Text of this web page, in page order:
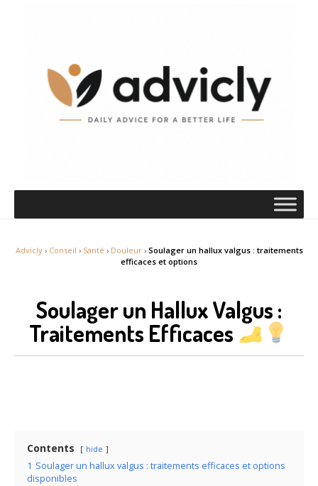
Advicly› Conseil › Santé › Douleur› Soulager un hallux valgus : traitements
efficaces et options
Soulager un Hallux Valgus :
Traitements Efficaces
Contents hide
1 Soulager un hallux valgus : traitements efficaces et options
disponibles